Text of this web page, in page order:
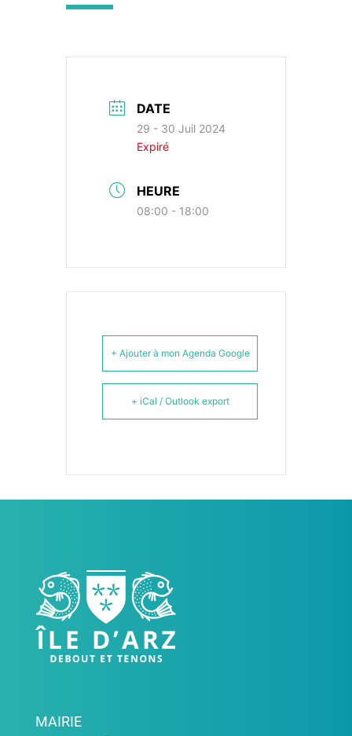
DATE
29 - 30 Juil 2024
Expiré
HEURE
08:00 - 18:00
+ Ajouter à mon Agenda Google
+ iCal / Outlook export
MAIRIE